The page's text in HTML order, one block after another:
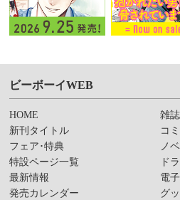
ビーボーイWEB
HOME
新刊タイトル
フェア･特典
特設ページ一覧
最新情報
発売カレンダー
雑
コ
ノ
ド
電
グ